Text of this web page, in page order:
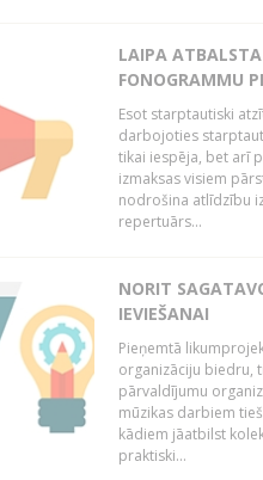
LAIPA
FONOGRAMMU
Esot starptautiski
darbojoties
tikai iespēja, bet arī
izmaksas visiem
nodrošina atlīdzību
repertuārs...
NORIT
IEVIEŠANAI
Pieņemtā
organizāciju biedru,
pārvaldījumu
mūzikas darbiem
kādiem jāatbilst
praktiski...